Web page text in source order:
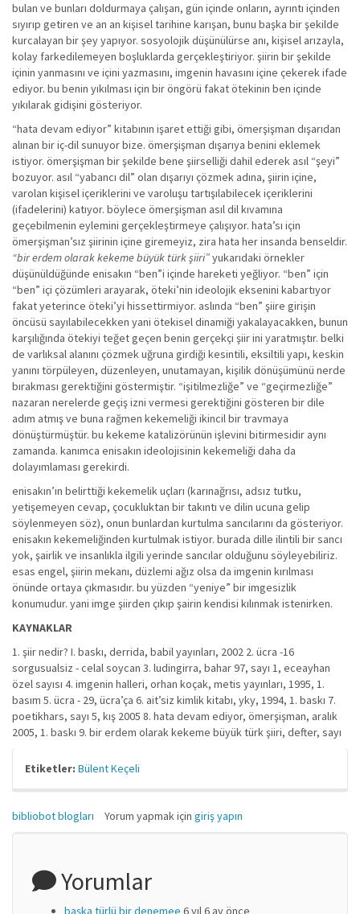
bulan ve bunları doldurmaya çalışan, gün içinde onların, ayrıntı içinden
sıyırıp getiren ve an an kişisel tarihine karışan, bunu başka bir şekilde
kurcalayan bir şey yapıyor. sosyolojik düşünülürse anı, kişisel arızayla,
kolay farkedilemeyen boşluklarda gerçekleştiriyor. şiirin bir şekilde
içinin yanmasını ve içini yazmasını, imgenin havasını içine çekerek ifade
ediyor. bu benin yıkılması için bir öngörü fakat ötekinin ben içinde
yıkılarak gidişini gösteriyor.
“hata devam ediyor” kitabının işaret ettiği gibi, ömerşişman dışarıdan
alınan bir iç-dil sunuyor bize. ömerşişman dışarıya benini eklemek
istiyor. ömerşişman bir şekilde bene şiirselliği dahil ederek asıl “şeyi”
bozuyor. asıl “yabancı dil” olan dışarıyı çözmek adına, şiirin içine,
varolan kişisel içeriklerini ve varoluşu tartışılabilecek içeriklerini
(ifadelerini) katıyor. böylece ömerşişman asıl dil kıvamına
geçebilmenin eylemini gerçekleştirmeye çalışıyor. hata’sı için
ömerşişman’sız şiirinin içine giremeyiz, zira hata her insanda benseldir.
“bir erdem olarak kekeme büyük türk şiiri”yukarıdaki örnekler
düşünüldüğünde enisakın “ben”i içinde hareketi yeğliyor. “ben” için
“ben” içi çözümleri arayarak, öteki’nin ideolojik eksenini kabartıyor
fakat yeterince öteki’yi hissettirmiyor. aslında “ben” şiire girişin
öncüsü sayılabilecekken yani ötekisel dinamiği yakalayacakken, bunun
karşılığında ötekiyi teğet geçen benin gerçekçi şiir ini yaratmıştır. belki
de varlıksal alanını çözmek uğruna girdiği kesintili, eksiltili yapı, keskin
yanını törpüleyen, düzenleyen, unutamayan, kişilik dönüşümünü nerde
bırakması gerektiğini göstermiştir. “işitilmezliğe” ve “geçirmezliğe”
nazaran nerelerde geçiş izni vermesi gerektiğini gösteren bir dile
adım atmış ve buna rağmen kekemeliği ikincil bir travmaya
dönüştürmüştür. bu kekeme katalizörünün işlevini bitirmesidir aynı
zamanda. kanımca enisakın ideolojisinin kekemeliği daha da
dolayımlaması gerekirdi.
enisakın’ın belirttiği kekemelik uçları (karınağrısı, adsız tutku,
yetişemeyen cevap, çocukluktan bir takıntı ve dilin ucuna gelip
söylenmeyen söz), onun bunlardan kurtulma sancılarını da gösteriyor.
enisakın kekemeliğinden kurtulmak istiyor. burada dille ilintili bir sancı
yok, şairlik ve insanlıkla ilgili yerinde sancılar olduğunu söyleyebiliriz.
esas engel, şiirin mekanı, düzlemi ağız olsa da imgenin kırılması
önünde ortaya çıkmasıdır. bu yüzden “yeniye” bir imgesizlik
konumudur. yani imge şiirden çıkıp şairin kendisi kılınmak istenirken.
KAYNAKLAR
1. şiir nedir? I. baskı, derrida, babil yayınları, 2002 2. ücra -16
sorgusualsiz - celal soycan 3. ludingirra, bahar 97, sayı 1, eceayhan
özel sayısı 4. imgenin halleri, orhan koçak, metis yayınları, 1995, 1.
basım 5. ücra - 29, ücra’ça 6. ait’siz kimlik kitabı, yky, 1994, 1. baskı 7.
poetikhars, sayı 5, kış 2005 8. hata devam ediyor, ömerşişman, aralık
2005, 1. baskı 9. bir erdem olarak kekeme büyük türk şiiri, defter, sayı
Etiketler: Bülent Keçeli
bibliobot blogları Yorum yapmak için giriş yapın
Yorumlar
başka türlü bir denemee 6 yıl 6 ay önce